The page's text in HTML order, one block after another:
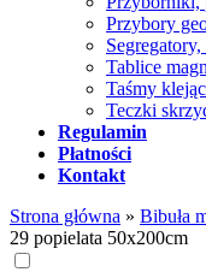
Przybory
Tablice
Taśmy
Teczki
Regulamin
Płatności
Kontakt
Strona główna » Bibuła
29 popielata 50x200cm